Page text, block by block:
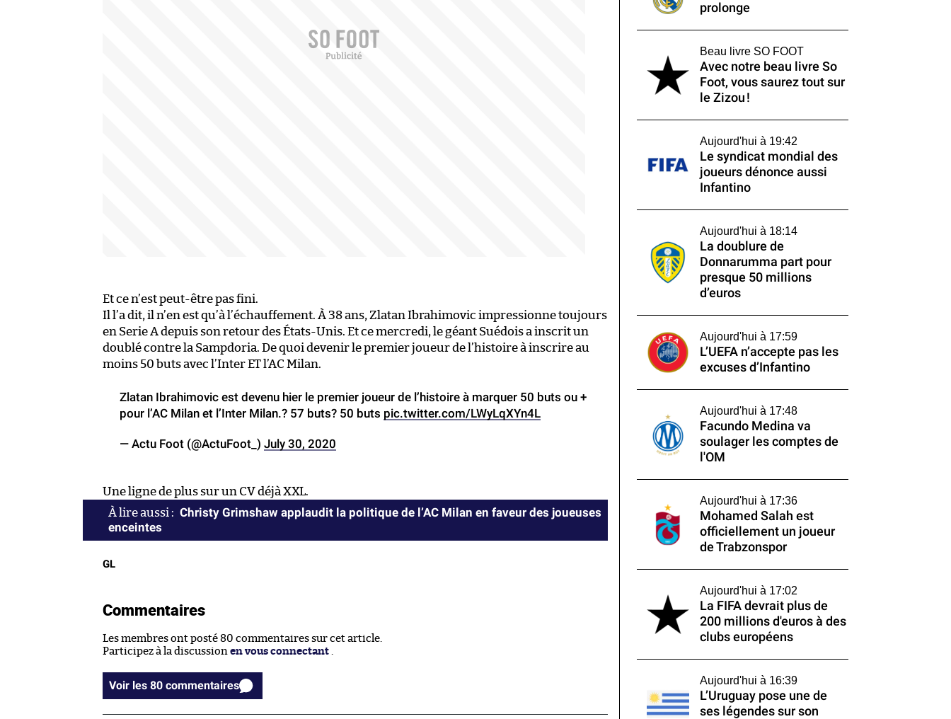
Et ce n’est peut-être pas fini.
Il l’a dit, il n’en est qu’à l’échauffement. À 38 ans, Zlatan Ibrahimovic impressionne toujours
en Serie A depuis son retour des États-Unis. Et ce mercredi, le géant Suédois a inscrit un
doublé contre la Sampdoria. De quoi devenir le premier joueur de l’histoire à inscrire au
moins 50 buts avec l’Inter ET l’AC Milan.
Zlatan Ibrahimovic est devenu hier le premier joueur de l’histoire à marquer 50 buts ou +
pour l’AC Milan et l’Inter Milan.? 57 buts? 50 buts pic.twitter.com/LWyLqXYn4L
— Actu Foot (@ActuFoot_) July 30, 2020
Une ligne de plus sur un CV déjà XXL.
Christy Grimshaw applaudit la politique de l’AC Milan en faveur des joueuses
enceintes
GL
Commentaires
Les membres ont posté 80 commentaires sur cet article.
Participez à la discussion en vous connectant .
Voir les 80 commentaires
prolonge
Beau livre SO FOOT
Avec notre beau livre So
Foot, vous saurez tout sur
le Zizou !
Aujourd'hui à 19:42
Le syndicat mondial des
joueurs dénonce aussi
Infantino
Aujourd'hui à 18:14
La doublure de
Donnarumma part pour
presque 50 millions
d’euros
Aujourd'hui à 17:59
L’UEFA n’accepte pas les
excuses d’Infantino
Aujourd'hui à 17:48
Facundo Medina va
soulager les comptes de
l'OM
Aujourd'hui à 17:36
Mohamed Salah est
officiellement un joueur
de Trabzonspor
Aujourd'hui à 17:02
La FIFA devrait plus de
200 millions d'euros à des
clubs européens
Aujourd'hui à 16:39
L’Uruguay pose une de
ses légendes sur son